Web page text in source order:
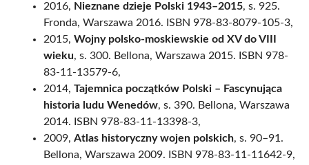
2016, Nieznane dzieje Polski 1943–2015, s. 925.
Fronda, Warszawa 2016. ISBN 978-83-8079-105-3,
2015, Wojny polsko-moskiewskie od XV do VIII
wieku, s. 300. Bellona, Warszawa 2015. ISBN 978-
83-11-13579-6,
2014, Tajemnica początków Polski – Fascynująca
historia ludu Wenedów, s. 390. Bellona, Warszawa
2014. ISBN 978-83-11-13398-3,
2009, Atlas historyczny wojen polskich, s. 90–91.
Bellona, Warszawa 2009. ISBN 978-83-11-11642-9,